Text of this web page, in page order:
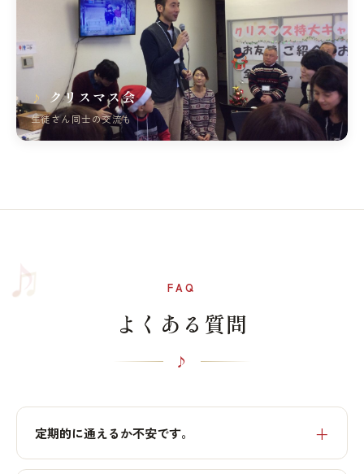
クリスマス会
生徒さん同士の交流も
♫ FAQ
よくある質問
定期的に通えるか不安です。